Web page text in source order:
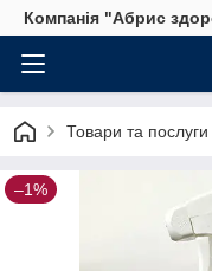
Компанія "Абрис
Товари та послуги
–1%